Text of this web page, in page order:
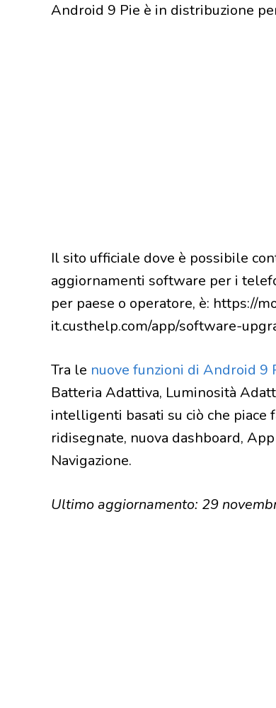
Android 9 Pie è in distribuzione
Il sito ufficiale dove è possibile
aggiornamenti software per i
per paese o operatore, è: https://
it.custhelp.com/app/software-
Tra le nuove funzioni di Android 9
Batteria Adattiva, Luminosità
intelligenti basati su ciò che piace
ridisegnate, nuova dashboard,
Navigazione.
Ultimo aggiornamento: 29